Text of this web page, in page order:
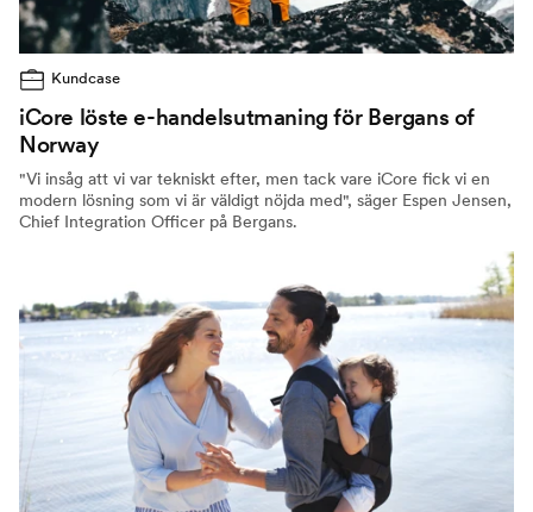
Kundcase
iCore löste e-handelsutmaning för Bergans of
Norway
"Vi insåg att vi var tekniskt efter, men tack vare iCore fick vi en
modern lösning som vi är väldigt nöjda med", säger Espen Jensen,
Chief Integration Officer på Bergans.